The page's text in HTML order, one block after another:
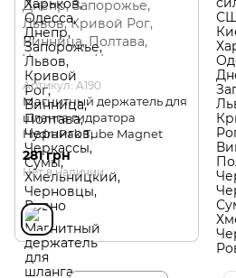
Артикул: A190
Магнитный держатель для
шланга гидратора
HydraPak Tube Magnet
281 грн
Нет в наличии